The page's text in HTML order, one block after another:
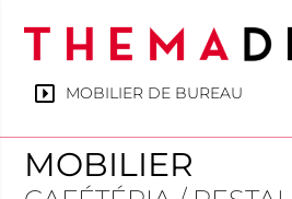
MOBILIER DE BUREAU
MOBILIER